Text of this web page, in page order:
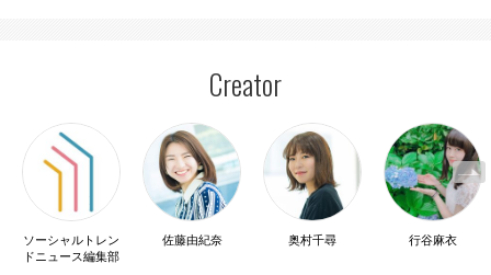
Creator
ソーシャルトレン
ドニュース編集部
佐藤由紀奈 奥村千尋 行谷麻衣